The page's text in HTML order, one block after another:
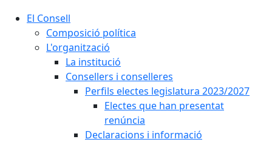
El Consell
Composició política
L'organització
La institució
Consellers i conselleres
Perfils electes legislatura 2023/2027
Electes que han presentat
renúncia
Declaracions i informació